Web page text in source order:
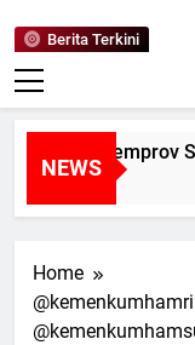
Berita Terkini
NEWS
dan Pemprov
Home